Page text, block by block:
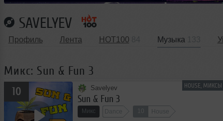
SAVELYEV
Профиль Лента HOT100 Музыка
Микс: Sun & Fun 3
HOUSE,
10 Savelyev
Sun & Fun 3
Микс Dance House